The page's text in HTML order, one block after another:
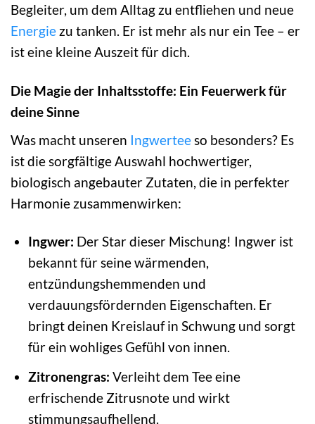
Begleiter, um dem Alltag zu entfliehen und neue
Energie zu tanken. Er ist mehr als nur ein Tee – er
ist eine kleine Auszeit für dich.
Die Magie der Inhaltsstoffe: Ein Feuerwerk für
deine Sinne
Was macht unseren Ingwertee so besonders? Es
ist die sorgfältige Auswahl hochwertiger,
biologisch angebauter Zutaten, die in perfekter
Harmonie zusammenwirken:
Ingwer: Der Star dieser Mischung! Ingwer ist
bekannt für seine wärmenden,
entzündungshemmenden und
verdauungsfördernden Eigenschaften. Er
bringt deinen Kreislauf in Schwung und sorgt
für ein wohliges Gefühl von innen.
Zitronengras: Verleiht dem Tee eine
erfrischende Zitrusnote und wirkt
stimmungsaufhellend.